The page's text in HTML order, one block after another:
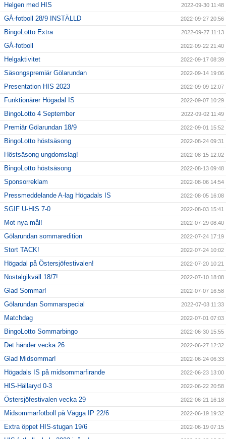
Helgen med HIS 2022-09-30 11:48
GÅ-fotboll 28/9 INSTÄLLD 2022-09-27 20:56
BingoLotto Extra 2022-09-27 11:13
GÅ-fotboll 2022-09-22 21:40
Helgaktivitet 2022-09-17 08:39
Säsongspremiär Gölarundan 2022-09-14 19:06
Presentation HIS 2023 2022-09-09 12:07
Funktionärer Högadal IS 2022-09-07 10:29
BingoLotto 4 September 2022-09-02 11:49
Premiär Gölarundan 18/9 2022-09-01 15:52
BingoLotto höstsäsong 2022-08-24 09:31
Höstsäsong ungdomslag! 2022-08-15 12:02
BingoLotto höstsäsong 2022-08-13 09:48
Sponsorreklam 2022-08-06 14:54
Pressmeddelande A-lag Högadals IS 2022-08-05 16:08
SGIF U-HIS 7-0 2022-08-03 15:41
Mot nya mål! 2022-07-29 08:40
Gölarundan sommaredition 2022-07-24 17:19
Stort TACK! 2022-07-24 10:02
Högadal på Östersjöfestivalen! 2022-07-20 10:21
Nostalgikväll 18/7! 2022-07-10 18:08
Glad Sommar! 2022-07-07 16:58
Gölarundan Sommarspecial 2022-07-03 11:33
Matchdag 2022-07-01 07:03
BingoLotto Sommarbingo 2022-06-30 15:55
Det händer vecka 26 2022-06-27 12:32
Glad Midsommar! 2022-06-24 06:33
Högadals IS på midsommarfirande 2022-06-23 13:00
HIS-Hällaryd 0-3 2022-06-22 20:58
Östersjöfestivalen vecka 29 2022-06-21 16:18
Midsommarfotboll på Vägga IP 22/6 2022-06-19 19:32
Extra öppet HIS-stugan 19/6 2022-06-19 07:15